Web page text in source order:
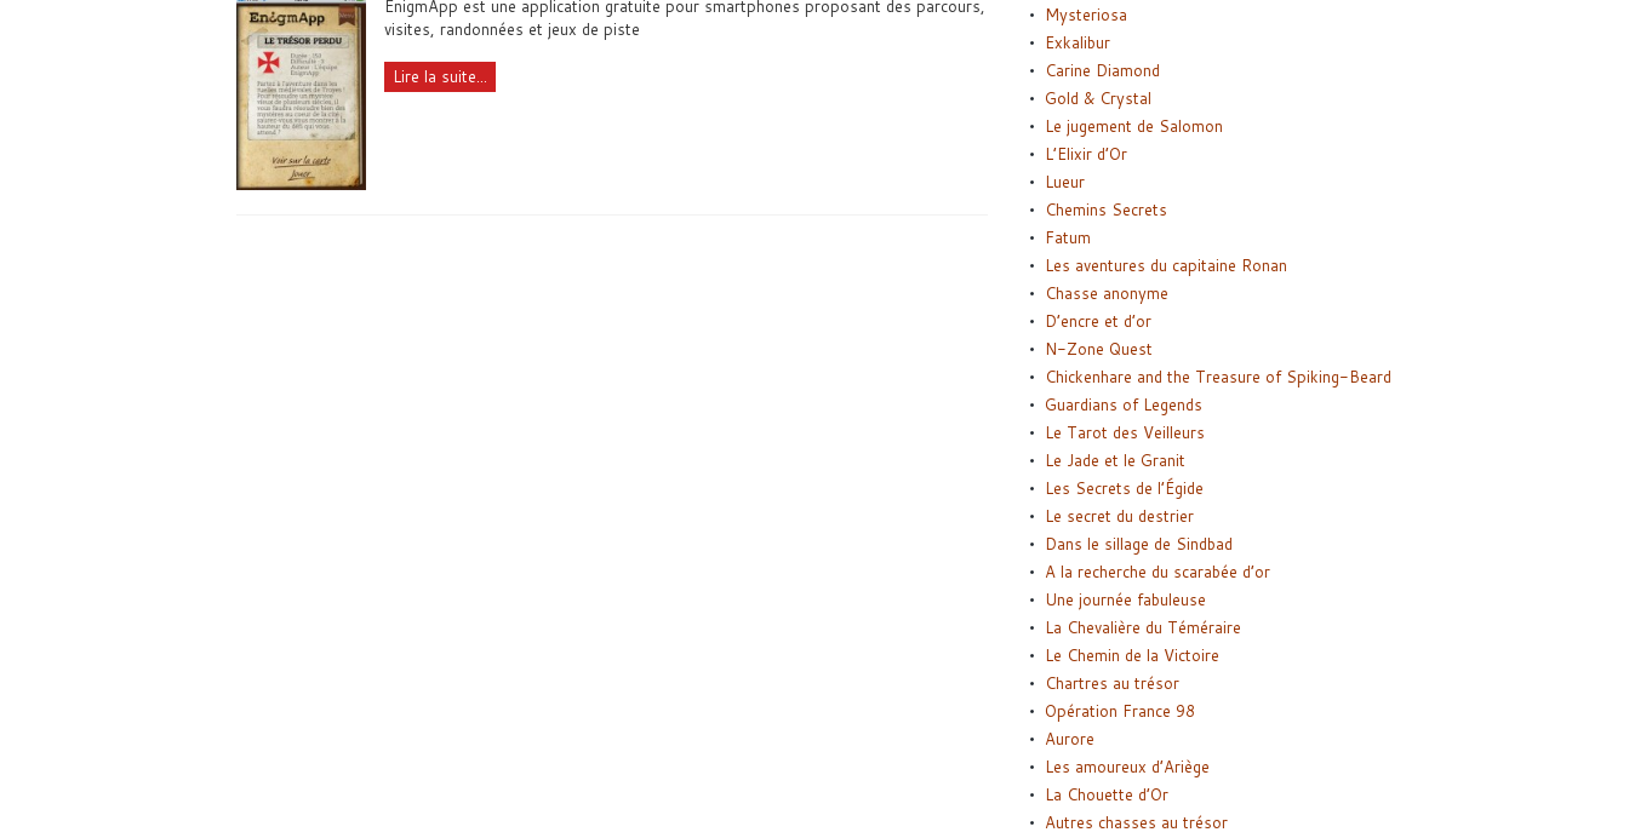
EnigmApp est une application gratuite pour smartphones proposant des parcours,
visites, randonnées et jeux de piste
Lire la suite...
Mysteriosa
Exkalibur
Carine Diamond
Gold & Crystal
Le jugement de Salomon
L’Elixir d’Or
Lueur
Chemins Secrets
Fatum
Les aventures du capitaine Ronan
Chasse anonyme
D’encre et d’or
N-Zone Quest
Chickenhare and the Treasure of Spiking-Beard
Guardians of Legends
Le Tarot des Veilleurs
Le Jade et le Granit
Les Secrets de l’Égide
Le secret du destrier
Dans le sillage de Sindbad
A la recherche du scarabée d’or
Une journée fabuleuse
La Chevalière du Téméraire
Le Chemin de la Victoire
Chartres au trésor
Opération France 98
Aurore
Les amoureux d’Ariège
La Chouette d’Or
Autres chasses au trésor